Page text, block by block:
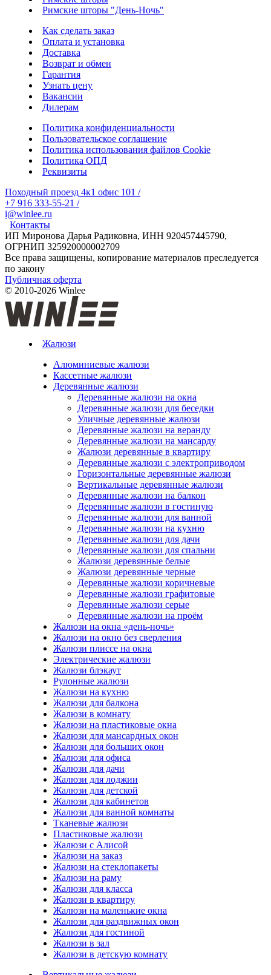
Римские шторы "День-Ночь"
Как сделать заказ
Оплата и установка
Доставка
Возврат и обмен
Гарантия
Узнать цену
Вакансии
Дилерам
Политика конфиденциальности
Пользовательское соглашение
Политика использования файлов Cookie
Политика ОПД
Реквизиты
Походный проезд 4к1 офис 101 /
+7 916 333-55-21 /
i@winlee.ru
Контакты
ИП Миронова Дарья Радиковна, ИНН 920457445790,
ОГРНИП 325920000002709
Все права защищены, копирование материалов преследуется
по закону
Публичная оферта
© 2010-2026 Winlee
Жалюзи
Алюминиевые жалюзи
Кассетные жалюзи
Деревянные жалюзи
Деревянные жалюзи на окна
Деревянные жалюзи для беседки
Уличные деревянные жалюзи
Деревянные жалюзи на веранду
Деревянные жалюзи на мансарду
Жалюзи деревянные в квартиру
Деревянные жалюзи с электроприводом
Горизонтальные деревянные жалюзи
Вертикальные деревянные жалюзи
Деревянные жалюзи на балкон
Деревянные жалюзи в гостиную
Деревянные жалюзи для ванной
Деревянные жалюзи на кухню
Деревянные жалюзи для дачи
Деревянные жалюзи для спальни
Жалюзи деревянные белые
Жалюзи деревянные черные
Деревянные жалюзи коричневые
Деревянные жалюзи графитовые
Деревянные жалюзи серые
Деревянные жалюзи на проём
Жалюзи на окна «день-ночь»
Жалюзи на окно без сверления
Жалюзи плиссе на окна
Электрические жалюзи
Жалюзи блэкаут
Рулонные жалюзи
Жалюзи на кухню
Жалюзи для балкона
Жалюзи в комнату
Жалюзи на пластиковые окна
Жалюзи для мансардных окон
Жалюзи для больших окон
Жалюзи для офиса
Жалюзи для дачи
Жалюзи для лоджии
Жалюзи для детской
Жалюзи для кабинетов
Жалюзи для ванной комнаты
Тканевые жалюзи
Пластиковые жалюзи
Жалюзи с Алисой
Жалюзи на заказ
Жалюзи на стеклопакеты
Жалюзи на раму
Жалюзи для класса
Жалюзи в квартиру
Жалюзи на маленькие окна
Жалюзи для раздвижных окон
Жалюзи для гостиной
Жалюзи в зал
Жалюзи в детскую комнату